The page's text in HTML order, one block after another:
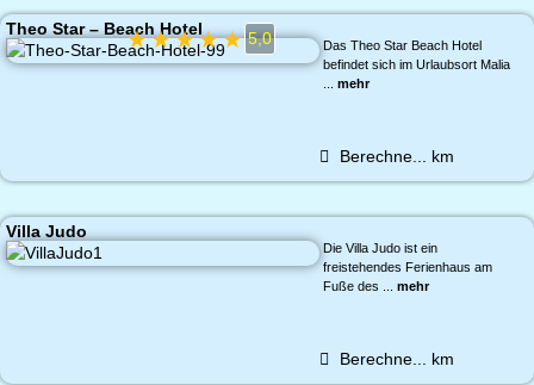
Theo Star – Beach Hotel
★★★★★ 5,0
Das Theo Star Beach Hotel
befindet sich im Urlaubsort Malia
mehr
Berechne... km
Villa Judo
Die Villa Judo ist ein
freistehendes Ferienhaus am
Fuße des ... mehr
Berechne... km